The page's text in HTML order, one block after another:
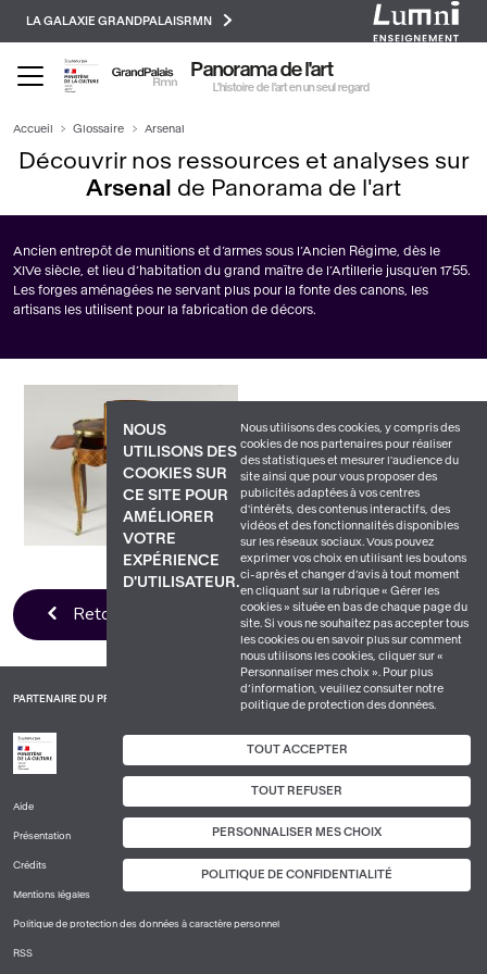
NOUS
UTILISONS DES
COOKIES SUR
CE SITE POUR
AMÉLIORER
VOTRE
EXPÉRIENCE
D'UTILISATEUR.
Nous utilisons des cookies, y compris des
cookies de nos partenaires pour réaliser
des statistiques et mesurer l'audience du
site ainsi que pour vous proposer des
publicités adaptées à vos centres
d'intérêts, des contenus interactifs, des
vidéos et des fonctionnalités disponibles
sur les réseaux sociaux. Vous pouvez
exprimer vos choix en utilisant les boutons
ci-après et changer d’avis à tout moment
en cliquant sur la rubrique « Gérer les
cookies » située en bas de chaque page du
site. Si vous ne souhaitez pas accepter tous
les cookies ou en savoir plus sur comment
nous utilisons les cookies, cliquer sur «
Personnaliser mes choix ». Pour plus
d’information, veuillez consulter notre
politique de protection des données.
TOUT ACCEPTER
TOUT REFUSER
PERSONNALISER MES CHOIX
POLITIQUE DE CONFIDENTIALITÉ
principal
LA GALAXIE GRANDPALAISRMN
Panorama de l'art
L’histoire de l’art en un seul regard
Accueil Glossaire Arsenal
Découvrir nos ressources et analyses sur
Arsenal de Panorama de l'art
Ancien entrepôt de munitions et d’armes sous l’Ancien Régime, dès le
XIVe siècle, et lieu d’habitation du grand maître de l’Artillerie jusqu’en 1755.
Les forges aménagées ne servant plus pour la fonte des canons, les
artisans les utilisent pour la fabrication de décors.
Retour à la liste
PARTENAIRE DU PROJET
DE
PAGE
1
Aide
Présentation
Crédits
Mentions légales
Politique de protection des données à caractère personnel
RSS